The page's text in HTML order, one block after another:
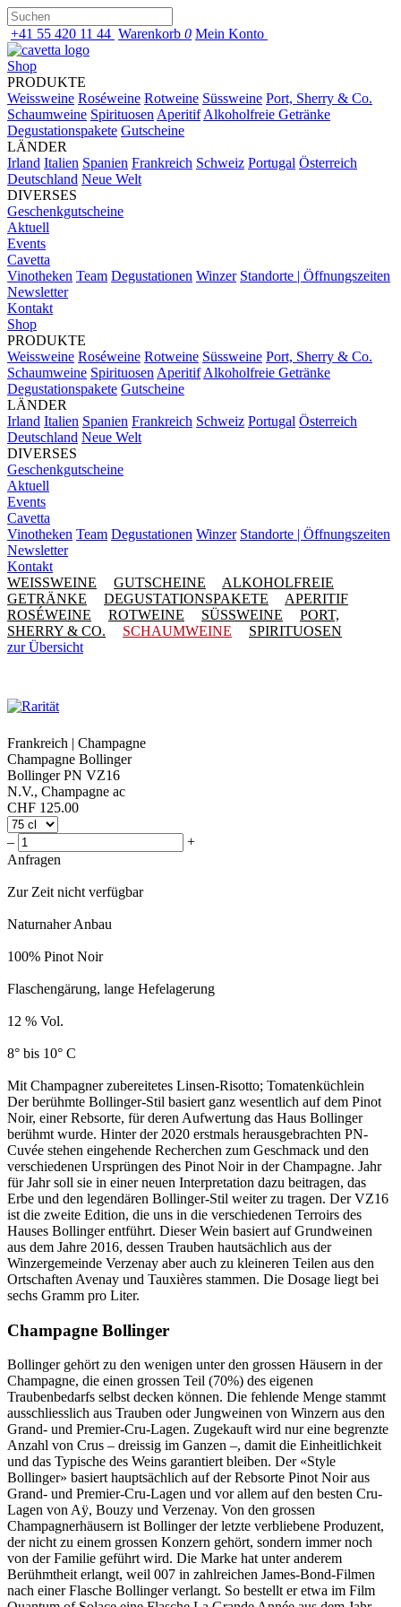
+41 55 420 11 44 Warenkorb 0 Mein Konto
Shop
PRODUKTE
Weissweine Roséweine Rotweine Süssweine Port, Sherry & Co.
Schaumweine Spirituosen Aperitif Alkoholfreie Getränke
Degustationspakete Gutscheine
LÄNDER
Irland Italien Spanien Frankreich Schweiz Portugal Österreich
Deutschland Neue Welt
DIVERSES
Geschenkgutscheine
Aktuell
Events
Cavetta
Vinotheken Team Degustationen Winzer Standorte | Öffnungszeiten
Newsletter
Kontakt
Shop
PRODUKTE
Weissweine Roséweine Rotweine Süssweine Port, Sherry & Co.
Schaumweine Spirituosen Aperitif Alkoholfreie Getränke
Degustationspakete Gutscheine
LÄNDER
Irland Italien Spanien Frankreich Schweiz Portugal Österreich
Deutschland Neue Welt
DIVERSES
Geschenkgutscheine
Aktuell
Events
Cavetta
Vinotheken Team Degustationen Winzer Standorte | Öffnungszeiten
Newsletter
Kontakt
WEISSWEINE
GUTSCHEINE
ALKOHOLFREIE
GETRÄNKE
DEGUSTATIONSPAKETE
APERITIF
ROSÉWEINE
ROTWEINE SÜSSWEINE
PORT,
SHERRY & CO.
SCHAUMWEINE
SPIRITUOSEN
zur Übersicht
Frankreich | Champagne
Champagne Bollinger
Bollinger PN VZ16
N.V., Champagne ac
CHF 125.00
–
+
Anfragen
Zur Zeit nicht verfügbar
Naturnaher Anbau
100% Pinot Noir
Flaschengärung, lange Hefelagerung
12 % Vol.
8° bis 10° C
Mit Champagner zubereitetes Linsen-Risotto; Tomatenküchlein
Der berühmte Bollinger-Stil basiert ganz wesentlich auf dem Pinot
Noir, einer Rebsorte, für deren Aufwertung das Haus Bollinger
berühmt wurde. Hinter der 2020 erstmals herausgebrachten PN-
Cuvée stehen eingehende Recherchen zum Geschmack und den
verschiedenen Ursprüngen des Pinot Noir in der Champagne. Jahr
für Jahr soll sie in einer neuen Interpretation dazu beitragen, das
Erbe und den legendären Bollinger-Stil weiter zu tragen. Der VZ16
ist die zweite Edition, die uns in die verschiedenen Terroirs des
Hauses Bollinger entführt. Dieser Wein basiert auf Grundweinen
aus dem Jahre 2016, dessen Trauben hautsächlich aus der
Winzergemeinde Verzenay aber auch zu kleineren Teilen aus den
Ortschaften Avenay und Tauxières stammen. Die Dosage liegt bei
sechs Gramm pro Liter.
Champagne Bollinger
Bollinger gehört zu den wenigen unter den grossen Häusern in der
Champagne, die einen grossen Teil (70%) des eigenen
Traubenbedarfs selbst decken können. Die fehlende Menge stammt
ausschliesslich aus Trauben oder Jungweinen von Winzern aus den
Grand- und Premier-Cru-Lagen. Zugekauft wird nur eine begrenzte
Anzahl von Crus – dreissig im Ganzen –, damit die Einheitlichkeit
und das Typische des Weins garantiert bleiben. Der «Style
Bollinger» basiert hauptsächlich auf der Rebsorte Pinot Noir aus
Grand- und Premier-Cru-Lagen und vor allem auf den besten Cru-
Lagen von Aÿ, Bouzy und Verzenay. Von den grossen
Champagnerhäusern ist Bollinger der letzte verbliebene Produzent,
der nicht zu einem grossen Konzern gehört, sondern immer noch
von der Familie geführt wird. Die Marke hat unter anderem
Berühmtheit erlangt, weil 007 in zahlreichen James-Bond-Filmen
nach einer Flasche Bollinger verlangt. So bestellt er etwa im Film